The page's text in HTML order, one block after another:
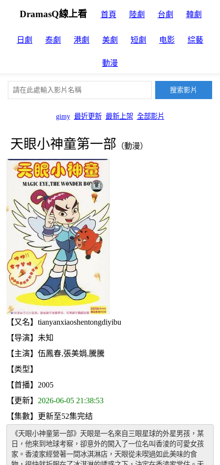
DramasQ線上看 首頁 陸劇 台劇 韓劇
日劇 泰劇 港劇 美劇 短劇 电影 綜藝
動漫
gimy 最近更新 最新上架 全部影片
天眼小神童第一部 （動漫）
【又名】tianyanxiaoshentongdiyibu
【导演】未知
【主演】伍鳳春,張美娟,騰騰
【类型】
【首播】2005
【更新】 2026-06-05 21:38:53
【集數】更新至52集完结
《天眼小神童第一部》天眼是一名來自三眼星球的外星男孩，某
日，他來到地球考察，卻意外的闖入了一位名叫香淩的可愛女孩
家。香淩家經營著一間冰淇淋店，天眼從未喫過如此美味的食